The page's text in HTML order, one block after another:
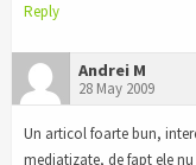
Reply
Andrei M
28 May 2009
Un articol foarte bun,
mediatizate, de fapt ele